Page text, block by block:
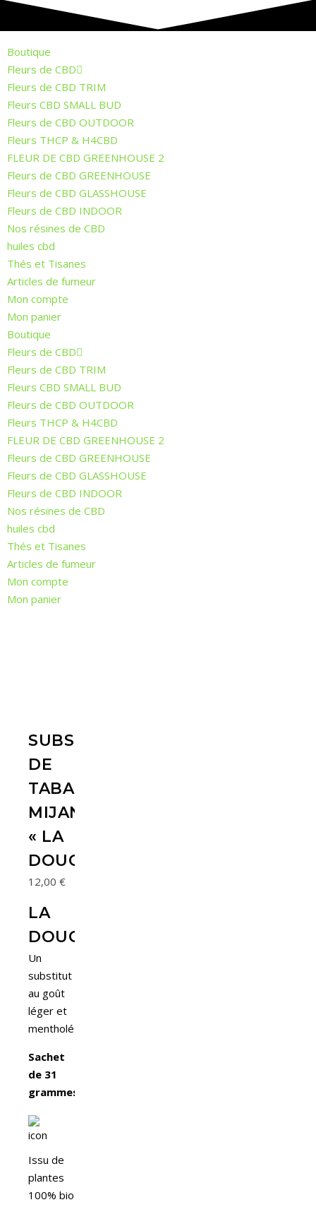
Boutique
Fleurs de CBD
Fleurs de CBD TRIM
Fleurs CBD SMALL BUD
Fleurs de CBD OUTDOOR
Fleurs THCP & H4CBD
FLEUR DE CBD GREENHOUSE 2
Fleurs de CBD GREENHOUSE
Fleurs de CBD GLASSHOUSE
Fleurs de CBD INDOOR
Nos résines de CBD
huiles cbd
Thés et Tisanes
Articles de fumeur
Mon compte
Mon panier
Boutique
Fleurs de CBD
Fleurs de CBD TRIM
Fleurs CBD SMALL BUD
Fleurs de CBD OUTDOOR
Fleurs THCP & H4CBD
FLEUR DE CBD GREENHOUSE 2
Fleurs de CBD GREENHOUSE
Fleurs de CBD GLASSHOUSE
Fleurs de CBD INDOOR
Nos résines de CBD
huiles cbd
Thés et Tisanes
Articles de fumeur
Mon compte
Mon panier
SUBSTITUT
DE
TABAC
MIJANE
« LA
DOUCEUR »
12,00 €
LA
DOUCEUR
Un
substitut
au goût
léger et
mentholé
Sachet
de 31
grammes.
Issu de
plantes
100% bio